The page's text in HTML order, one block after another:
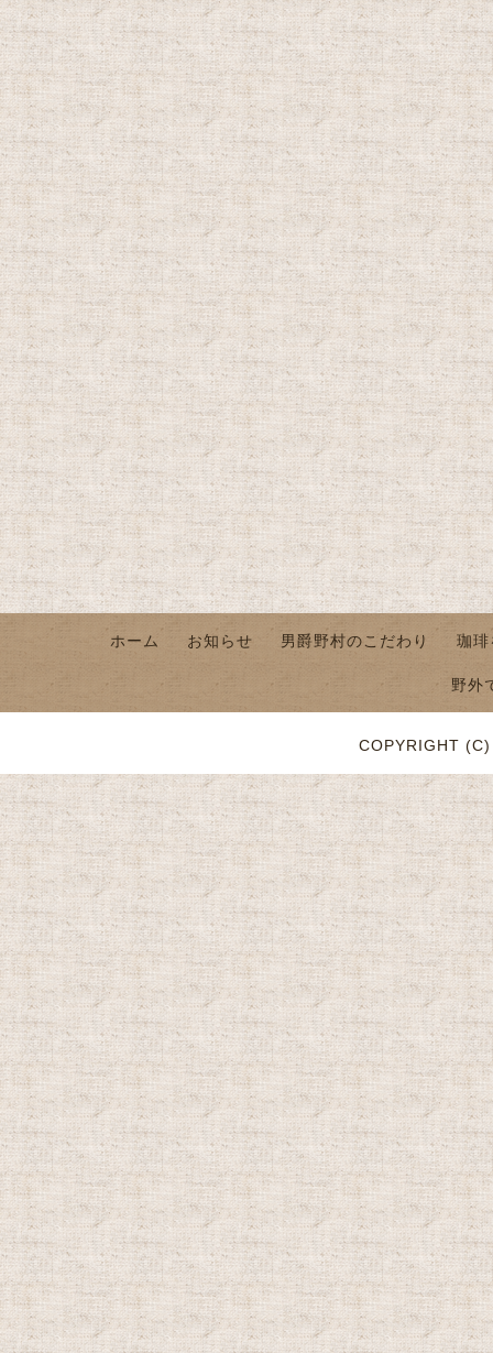
ホーム お知らせ 男爵野村のこだわり 珈琲
野外
COPYRIGHT